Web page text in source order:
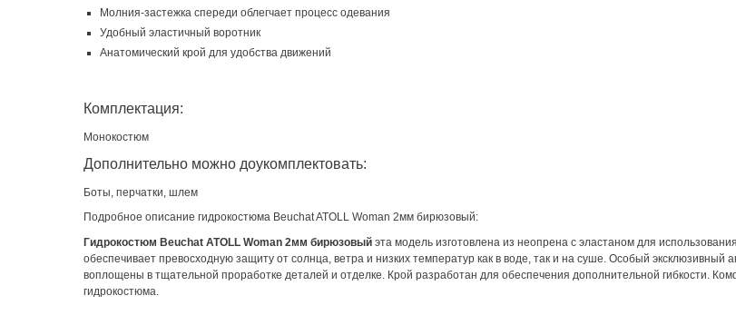
Молния-застежка спереди облегчает процесс одевания
Удобный эластичный воротник
Анатомический крой для удобства движений
Комплектация:
Монокостюм
Дополнительно можно доукомплектовать:
Боты, перчатки, шлем
Подробное описание гидрокостюма Beuchat ATOLL Woman 2мм бирюзовый:
Гидрокостюм Beuchat ATOLL Woman 2мм бирюзовый эта модель изготовлена из неопрена с эластаном для
обеспечивает превосходную защиту от солнца, ветра и низких температур как в воде, так и на суше. Особый
воплощены в тщательной проработке деталей и отделке. Крой разработан для обеспечения дополнительной гибкости.
гидрокостюма.